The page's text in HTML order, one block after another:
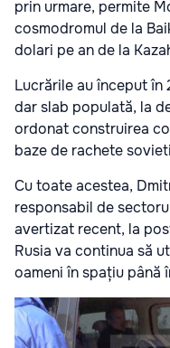
prin urmare, permite
cosmodromul de la
dolari pe an de la
Lucrările au început în
dar slab populată, la
ordonat construirea
baze de rachete
Cu toate acestea,
responsabil de
avertizat recent, la
Rusia va continua să
oameni în spațiu până